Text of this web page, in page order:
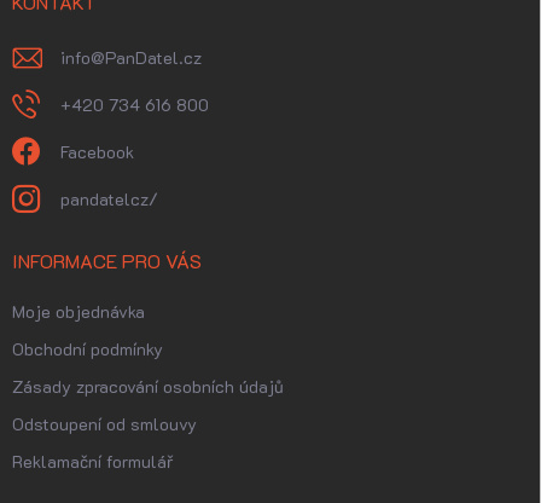
info@PanDatel.cz
+420 734 616 800
Facebook
pandatelcz/
INFORMACE PRO VÁS
Moje objednávka
Obchodní podmínky
Zásady zpracování osobních údajů
Odstoupení od smlouvy
Reklamační formulář